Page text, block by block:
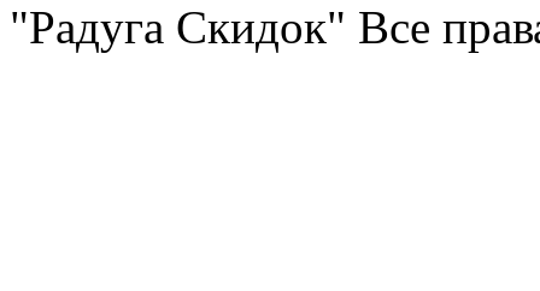
"Радуга Скидок" Все